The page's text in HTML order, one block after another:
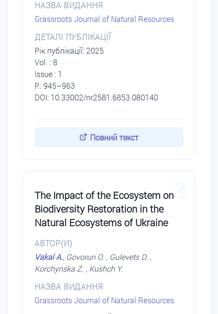
НАЗВА ВИДАННЯ
Grassroots Journal of Natural Resources
ДЕТАЛІ ПУБЛІКАЦІЇ
Рік публікації: 2025
Vol. : 8
Issue : 1
P.: 945–963
DOI: 10.33002/nr2581.6853.080140
Повний текст
3
The Impact of the Ecosystem on
Biodiversity Restoration in the
Natural Ecosystems of Ukraine
АВТОР(И)
Vakal A., Govorun O. , Gulevets D. ,
Korchynska Z. , Kushch Y.
НАЗВА ВИДАННЯ
Grassroots Journal of Natural Resources